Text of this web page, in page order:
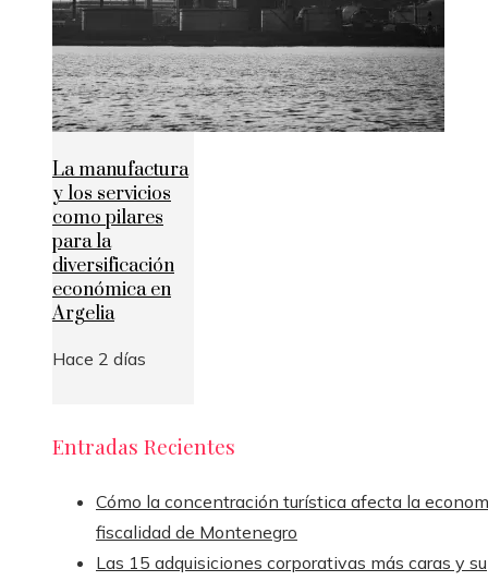
La manufactura
y los servicios
como pilares
para la
diversificación
económica en
Argelia
Hace 2 días
Entradas Recientes
Cómo la concentración turística afecta la
fiscalidad de Montenegro
Las 15 adquisiciones corporativas más caras y su